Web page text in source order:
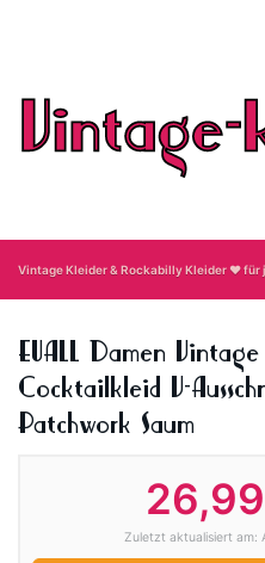
Vintage Kleider & Rockabilly Kleider ❤ für
EUALL Damen
Cocktailkleid V-
Patchwork Saum
Zuletzt aktualisiert am: